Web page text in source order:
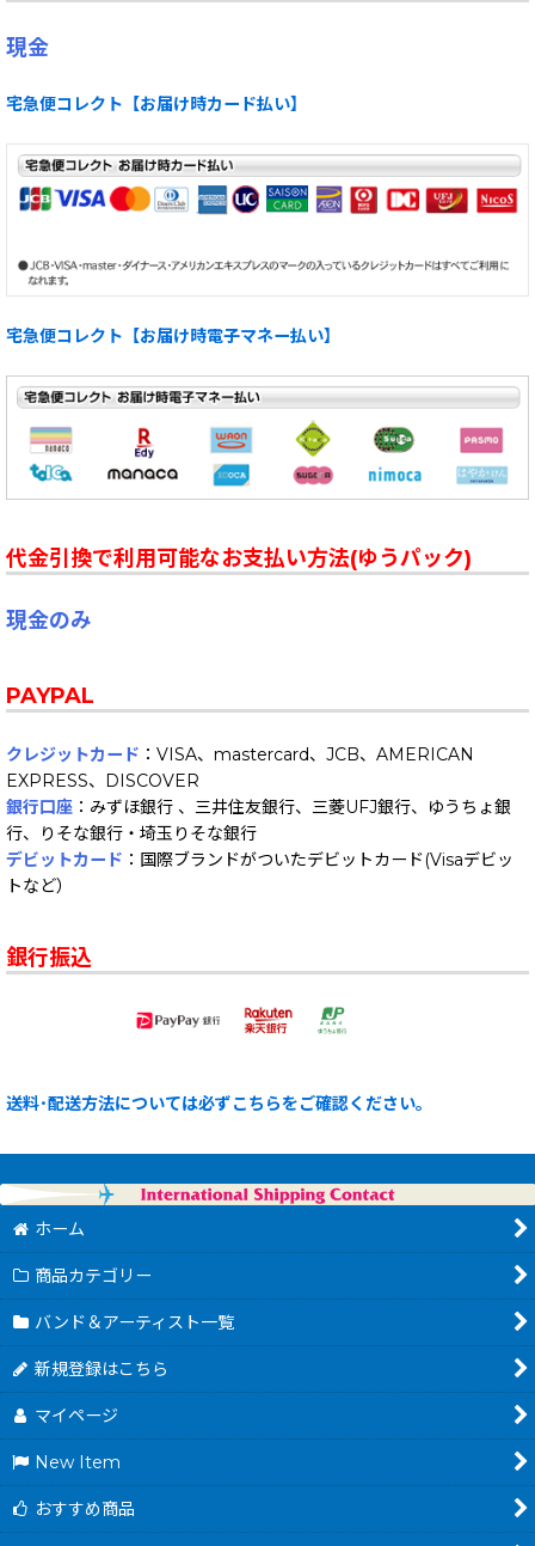
現金
宅急便コレクト【お届け時カード払い】
宅急便コレクト【お届け時電子マネー払い】
代金引換で利用可能なお支払い方法(ゆうパック)
現金のみ
PAYPAL
クレジットカード ：VISA、mastercard、JCB、AMERICAN
EXPRESS、DISCOVER
銀行口座 ：みずほ銀行 、三井住友銀行、三菱UFJ銀行、ゆうちょ銀
行、りそな銀行・埼玉りそな銀行
デビットカード ：国際ブランドがついたデビットカード(Visaデビッ
トなど）
銀行振込
送料･配送方法については必ずこちらをご確認ください。
ホーム
商品カテゴリー
バンド＆アーティスト一覧
新規登録はこちら
マイページ
New Item
おすすめ商品